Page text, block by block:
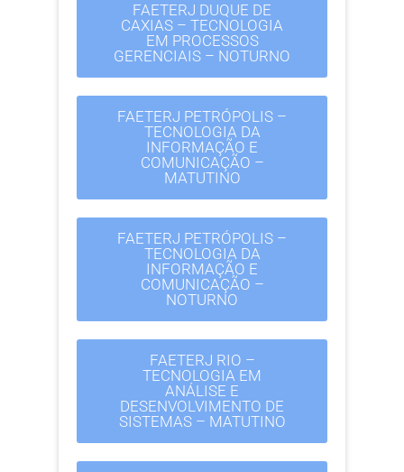
FAETERJ DUQUE DE
CAXIAS – TECNOLOGIA
EM PROCESSOS
GERENCIAIS – NOTURNO
FAETERJ PETRÓPOLIS –
TECNOLOGIA DA
INFORMAÇÃO E
COMUNICAÇÃO –
MATUTINO
FAETERJ PETRÓPOLIS –
TECNOLOGIA DA
INFORMAÇÃO E
COMUNICAÇÃO –
NOTURNO
FAETERJ RIO –
TECNOLOGIA EM
ANÁLISE E
DESENVOLVIMENTO DE
SISTEMAS – MATUTINO